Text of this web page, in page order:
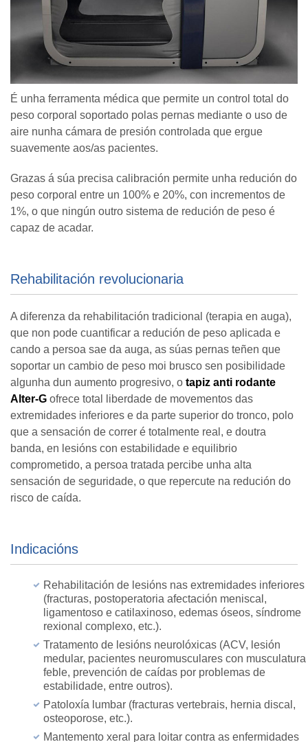
É unha ferramenta médica que permite un control total do
peso corporal soportado polas pernas mediante o uso de
aire nunha cámara de presión controlada que ergue
suavemente aos/as pacientes.
Grazas á súa precisa calibración permite unha redución do
peso corporal entre un 100% e 20%, con incrementos de
1%, o que ningún outro sistema de redución de peso é
capaz de acadar.
Rehabilitación revolucionaria
A diferenza da rehabilitación tradicional (terapia en auga),
que non pode cuantificar a redución de peso aplicada e
cando a persoa sae da auga, as súas pernas teñen que
soportar un cambio de peso moi brusco sen posibilidade
algunha dun aumento progresivo, o tapiz anti rodante
Alter-G ofrece total liberdade de movementos das
extremidades inferiores e da parte superior do tronco, polo
que a sensación de correr é totalmente real, e doutra
banda, en lesións con estabilidade e equilibrio
comprometido, a persoa tratada percibe unha alta
sensación de seguridade, o que repercute na redución do
risco de caída.
Indicacións
Rehabilitación de lesións nas extremidades inferiores
(fracturas, postoperatoria afectación meniscal,
ligamentoso e catilaxinoso, edemas óseos, síndrome
rexional complexo, etc.).
Tratamento de lesións neurolóxicas (ACV, lesión
medular, pacientes neuromusculares con musculatura
feble, prevención de caídas por problemas de
estabilidade, entre outros).
Patoloxía lumbar (fracturas vertebrais, hernia discal,
osteoporose, etc.).
Mantemento xeral para loitar contra as enfermidades